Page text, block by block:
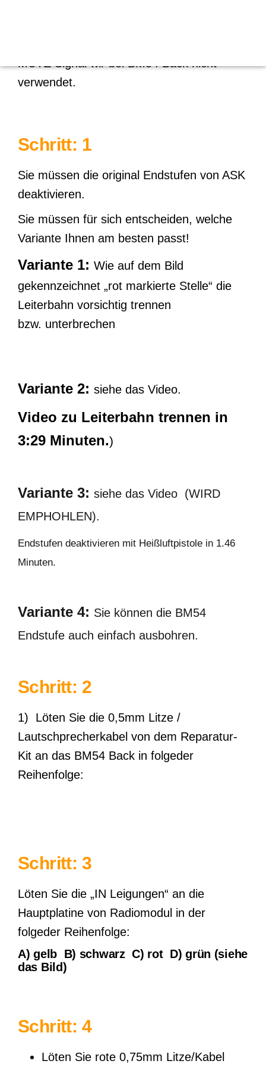
MUTE Signal wir bei BM54 Back nicht
verwendet.
Schritt: 1
Sie müssen die original Endstufen von ASK
deaktivieren.
Sie müssen für sich entscheiden, welche
Variante Ihnen am besten passt!
Variante 1: Wie auf dem Bild
gekennzeichnet „rot markierte Stelle“ die
Leiterbahn vorsichtig trennen
bzw. unterbrechen
Variante 2: siehe das Video.
Video zu Leiterbahn trennen in
3:29 Minuten.)
Variante 3: siehe das Video (WIRD
EMPHOHLEN).
Endstufen deaktivieren mit Heißluftpistole in 1.46
Minuten.
Variante 4: Sie können die BM54
Endstufe auch einfach ausbohren.
Schritt: 2
1) Löten Sie die 0,5mm Litze /
Lautschprecherkabel von dem Reparatur-
Kit an das BM54 Back in folgeder
Reihenfolge:
Schritt: 3
Löten Sie die „IN Leigungen“ an die
Hauptplatine von Radiomodul in der
folgeder Reihenfolge:
A)gelb B) schwarzC) rotD)grün (siehe
das Bild)
Schritt: 4
Löten Sie rote 0,75mm Litze/Kabel